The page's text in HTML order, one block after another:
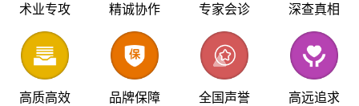
术业专攻 精诚协作 专家会诊 深查真相
高质高效 品牌保障 全国声誉 高远追求